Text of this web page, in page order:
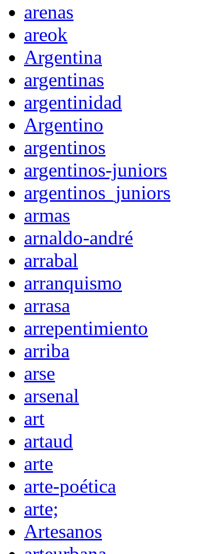
arenas
areok
Argentina
argentinas
argentinidad
Argentino
argentinos
argentinos-juniors
argentinos_juniors
armas
arnaldo-andré
arrabal
arranquismo
arrasa
arrepentimiento
arriba
arse
arsenal
art
artaud
arte
arte-poética
arte;
Artesanos